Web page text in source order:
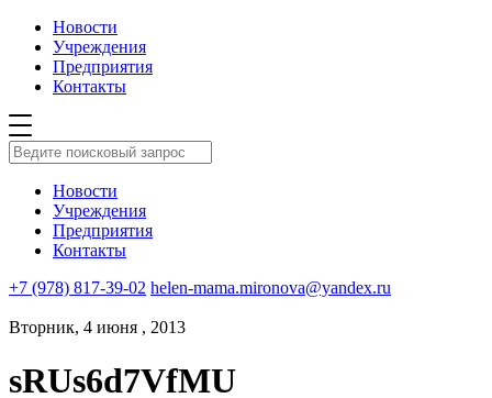
Новости
Учреждения
Предприятия
Контакты
Новости
Учреждения
Предприятия
Контакты
+7 (978) 817-39-02 helen-mama.mironova@yandex.ru
Вторник, 4 июня , 2013
sRUs6d7VfMU